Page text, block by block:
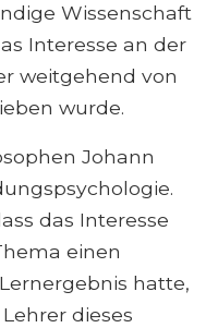
Wissenschaft
Interesse an der
weitgehend von
wurde.
Johann
das Interesse
einen
hatte,
dieses